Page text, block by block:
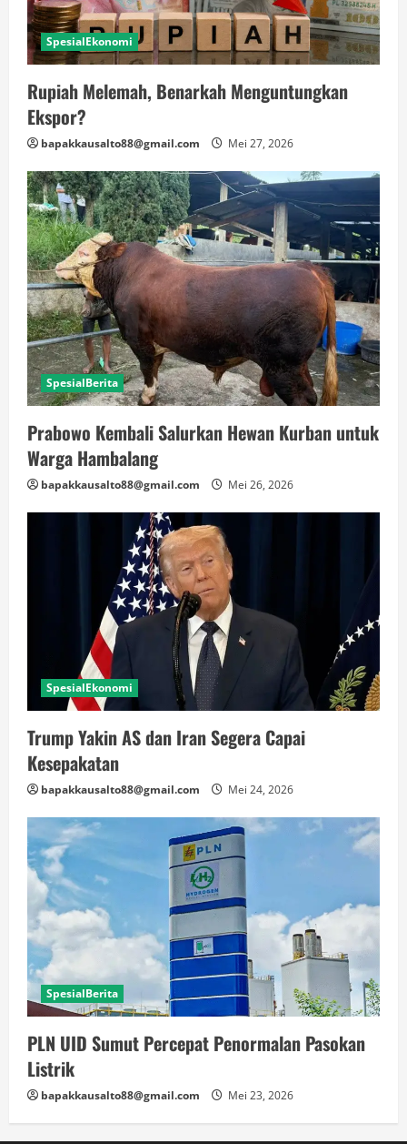
SpesialEkonomi
Rupiah Melemah, Benarkah Menguntungkan
Ekspor?
bapakkausalto88@gmail.com Mei 27, 2026
SpesialBerita
Prabowo Kembali Salurkan Hewan Kurban untuk
Warga Hambalang
bapakkausalto88@gmail.com Mei 26, 2026
SpesialEkonomi
Trump Yakin AS dan Iran Segera Capai
Kesepakatan
bapakkausalto88@gmail.com Mei 24, 2026
SpesialBerita
PLN UID Sumut Percepat Penormalan Pasokan
Listrik
bapakkausalto88@gmail.com Mei 23, 2026